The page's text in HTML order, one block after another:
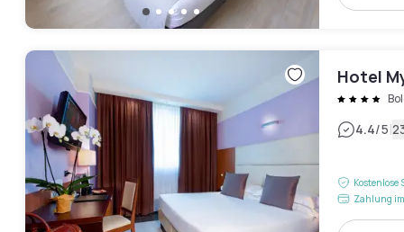
Hotel
4.4/5|
Kostenlose
Zahlung